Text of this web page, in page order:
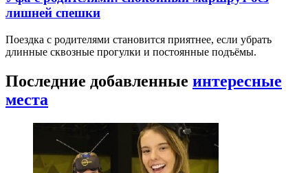
лишней спешки
Поездка с родителями становится приятнее, если убрать
длинные сквозные прогулки и постоянные подъёмы.
Последние добавленные интересные
места